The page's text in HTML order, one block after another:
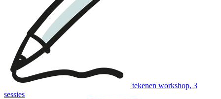
tekenen workshop, 3
sessies